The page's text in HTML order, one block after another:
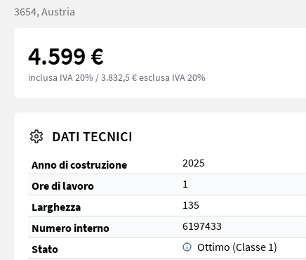
3654, Austria
4.599 €
inclusa IVA 20% / 3.832,5 € esclusa IVA 20%
DATI TECNICI
Anno di costruzione
2025
Ore di lavoro
1
Larghezza
135
Numero interno
6197433
Stato
Ottimo (Classe 1)